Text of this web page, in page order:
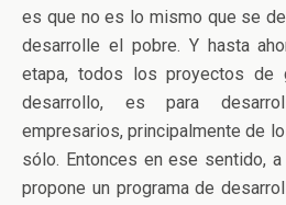
es que no es lo mismo que se
desarrolle el pobre. Y hasta
etapa, todos los proyectos de
desarrollo, es para
empresarios, principalmente de
sólo. Entonces en ese sentido,
propone un programa de